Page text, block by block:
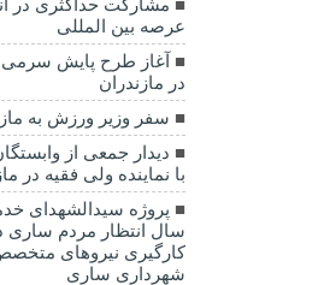
مشارکت حداکثری در
عرصه بین المللی
آغاز طرح پایش سرمی
در مازندران
سفر وزیر ورزش به
دیدار جمعی از
با نماینده ولی فقیه در
سال انتظار مردم ساری
کارگیری نیروهای
شهرداری ساری